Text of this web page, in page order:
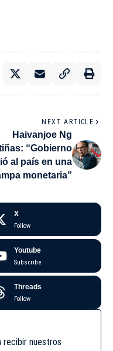
NEXT ARTICLE
Haivanjoe Ng
“Gobierno
al país en una
monetaria”
X
Follow
Youtube
Subscribe
Threads
Follow
recibir nuestros